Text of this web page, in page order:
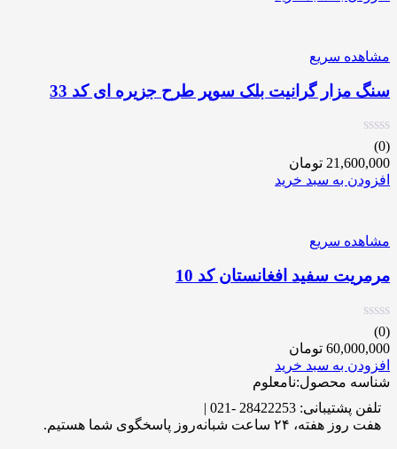
مشاهده سریع
سنگ مزار گرانیت بلک سوپر طرح جزیره ای کد 33
(0)
21,600,000 تومان
افزودن به سبد خرید
مشاهده سریع
مرمریت سفید افغانستان کد 10
(0)
60,000,000 تومان
افزودن به سبد خرید
شناسه محصول:نامعلوم
تلفن پشتیبانی: 28422253 -021 |
هفت روز هفته، ۲۴ ساعت شبانه‌روز پاسخگوی شما هستیم.